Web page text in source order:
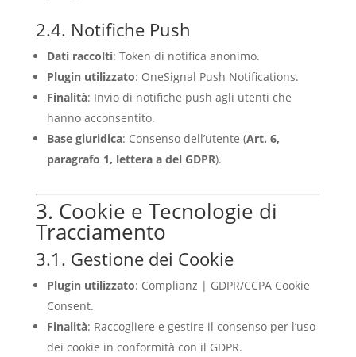
2.4. Notifiche Push
Dati raccolti: Token di notifica anonimo.
Plugin utilizzato: OneSignal Push Notifications.
Finalità: Invio di notifiche push agli utenti che
hanno acconsentito.
Base giuridica: Consenso dell’utente (Art. 6,
paragrafo 1, lettera a del GDPR).
3. Cookie e Tecnologie di
Tracciamento
3.1. Gestione dei Cookie
Plugin utilizzato: Complianz | GDPR/CCPA Cookie
Consent.
Finalità: Raccogliere e gestire il consenso per l’uso
dei cookie in conformità con il GDPR.